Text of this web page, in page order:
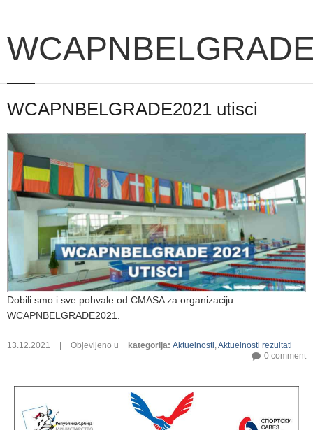
WCAPNBELGRADE2021 utisci
Dobili smo i sve pohvale od CMASA za organizaciju
WCAPNBELGRADE2021.
13.12.2021 Objevljeno u kategorija: Aktuelnosti,Aktuelnosti rezultati
0 comment